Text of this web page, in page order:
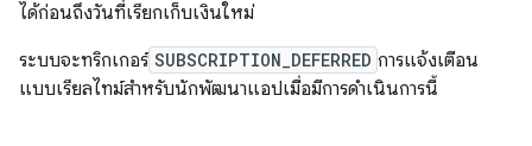
ได้ก่อนถึงวันที่เรียกเก็บเงินใหม่
ระบบจะทริกเกอร์ SUBSCRIPTION_DEFERRED การแจ้งเตือน
แบบเรียลไทม์สำหรับนักพัฒนาแอปเมื่อมีการดำเนินการนี้